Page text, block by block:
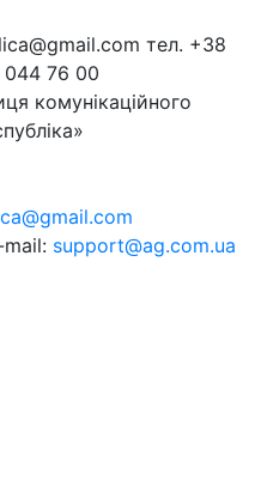
тел. +38
76 00
комунікаційного
mail: support@ag.com.ua